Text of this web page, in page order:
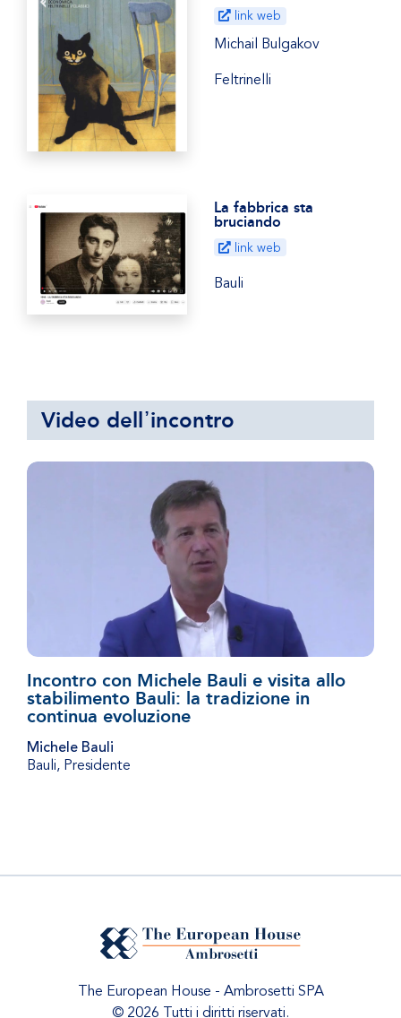
link web
Michail Bulgakov
Feltrinelli
La fabbrica sta
bruciando
link web
Bauli
Video dell᾿incontro
Incontro con Michele Bauli e visita allo
stabilimento Bauli: la tradizione in
continua evoluzione
Michele Bauli
Bauli, Presidente
The European House - Ambrosetti SPA
© 2026 Tutti i diritti riservati.